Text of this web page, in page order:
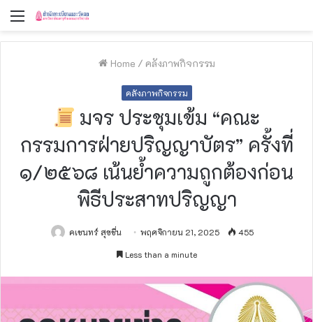
Menu
Home / คลังภาพกิจกรรม
คลังภาพกิจกรรม
มจร ประชุมเข้ม “คณะ
กรรมการฝ่ายปริญญาบัตร” ครั้งที่
๑/๒๕๖๘ เน้นย้ำความถูกต้องก่อน
พิธีประสาทปริญญา
คเชนทร์ สุขชื่น พฤศจิกายน 21, 2025
455
Less than a minute